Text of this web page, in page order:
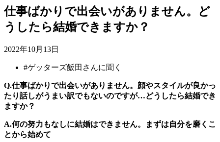
仕事ばかりで出会いがありません。ど
うしたら結婚できますか？
2022年10月13日
#ゲッターズ飯田さんに聞く
Q.仕事ばかりで出会いがありません。顔やスタイルが良かっ
たり話しがうまい訳でもないのですが…どうしたら結婚でき
ますか？
A.何の努力もなしに結婚はできません。まずは自分を磨くこ
とから始めて